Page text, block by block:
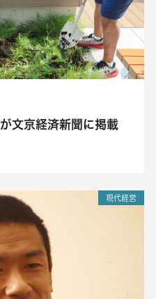
文京経済新聞に掲載
現代経営